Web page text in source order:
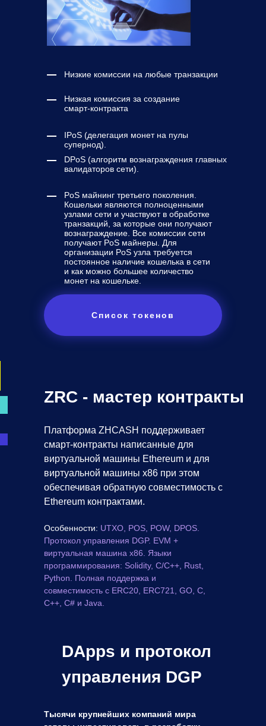
Список токенов
Низкие комиссии на любые транзакции
Низкая комиссия за создание
смарт-контракта
PoS майнинг третьего поколения.
Кошельки являются полноценными
узлами сети и участвуют в обработке
транзакций, за которые они получают
вознаграждение. Все комиссии сети
получают PoS майнеры. Для
организации PoS узла требуется
постоянное наличие кошелька в сети
и как можно большее количество
монет на кошельке.
IPoS (делегация монет на пулы
супернод).
DPoS (алгоритм вознаграждения главных
валидаторов сети).
ZRC - мастер контракты
Платформа ZHCASH поддерживает
смарт-контракты написанные для
виртуальной машины Ethereum и для
виртуальной машины x86 при этом
обеспечивая обратную совместимость с
Ethereum контрактами.
Особенности: UTXO, POS, POW, DPOS.
Протокол управления DGP. EVM +
виртуальная машина x86. Языки
программирования: Solidity, C/C++, Rust,
Python. Полная поддержка и
совместимость с ERC20, ERC721, GO, C,
C++, C# и Java.
Тысячи крупнейших компаний мира
DApps и протокол
управления DGP